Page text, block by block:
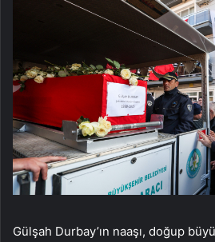
Gülşah Durbay’ın naaşı, doğup